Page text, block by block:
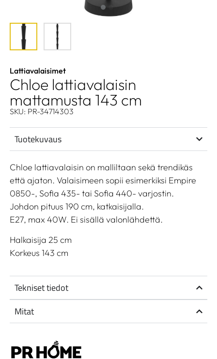
Lattiavalaisimet
Chloe lattiavalaisin
mattamusta 143 cm
SKU: PR-34714303
Tuotekuvaus
Chloe lattiavalaisin on malliltaan sekä trendikäs
että ajaton. Valaisimeen sopii esimerkiksi Empire
0850-, Sofia 435- tai Sofia 440- varjostin.
Johdon pituus 190 cm, katkaisijalla.
E27, max 40W. Ei sisällä valonlähdettä.
Halkaisija 25 cm
Korkeus 143 cm
Tekniset tiedot
Mitat